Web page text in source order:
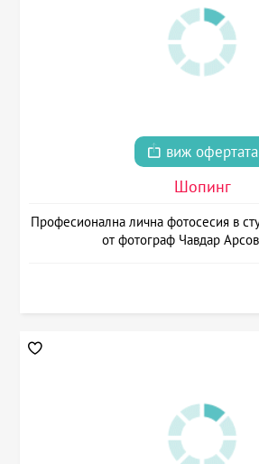
виж офертата
Шопинг
Професионална лична фотосесия в
от фотограф Чавдар